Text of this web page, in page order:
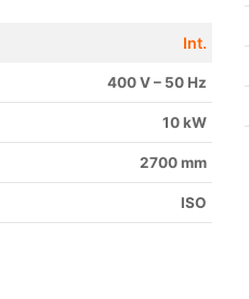
Int.
400 V – 50 Hz
10 kW
2700 mm
ISO